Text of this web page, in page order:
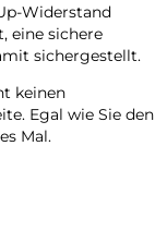
Widerstand
eine sichere
sichergestellt.
keinen
Egal wie Sie den
Mal.
Faltkanten